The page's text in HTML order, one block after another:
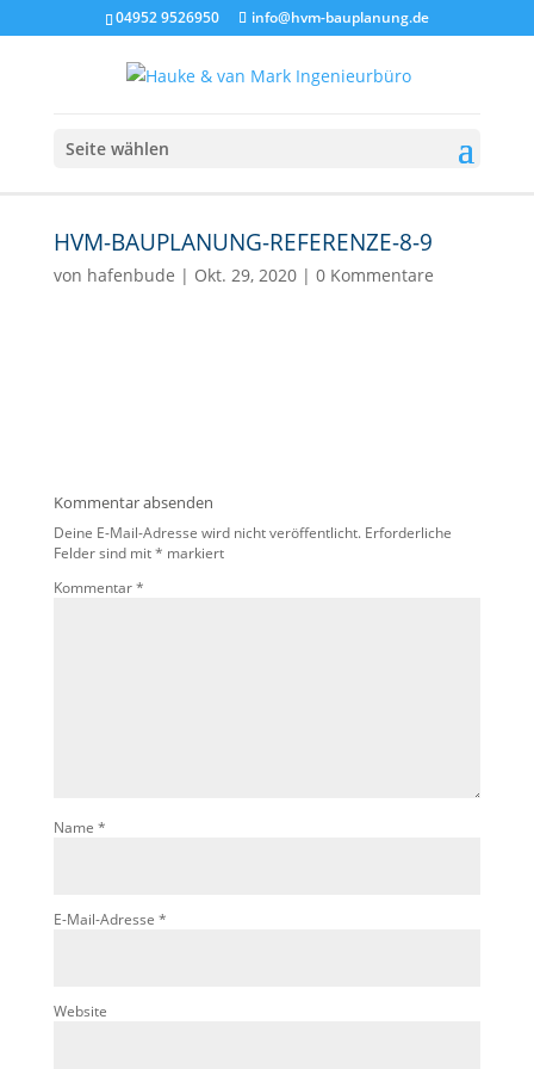
04952 9526950 info@hvm-bauplanung.de
Seite wählen
HVM-BAUPLANUNG-REFERENZE-8-9
von hafenbude | Okt. 29, 2020| 0 Kommentare
Kommentar absenden
Deine E-Mail-Adresse wird nicht veröffentlicht. Erforderliche
Felder sind mit* markiert
Kommentar*
Name *
E-Mail-Adresse *
Website